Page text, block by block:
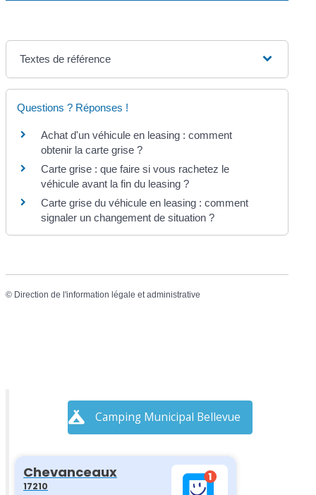
Textes de référence
Questions ? Réponses !
Achat d'un véhicule en leasing : comment
obtenir la carte grise ?
Carte grise : que faire si vous rachetez le
véhicule avant la fin du leasing ?
Carte grise du véhicule en leasing : comment
signaler un changement de situation ?
© Direction de l'information légale et administrative
Camping Municipal Bellevue